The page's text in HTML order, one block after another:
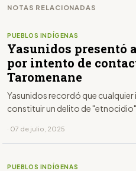
NOTAS RELACIONADAS
PUEBLOS INDÍGENAS
Yasunidos presentó
por intento de
Taromenane
Yasunidos recordó que
constituir un delito de "etnocidio"
· 07 de julio, 2025
PUEBLOS INDÍGENAS